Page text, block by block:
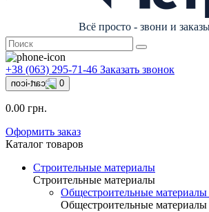
Всё просто - звони и
+38 (063) 295-71-46 Заказать звонок
0
0.00 грн.
Оформить заказ
Каталог товаров
Строительные материалы
Строительные материалы
Общестроительные материалы
Общестроительные материалы